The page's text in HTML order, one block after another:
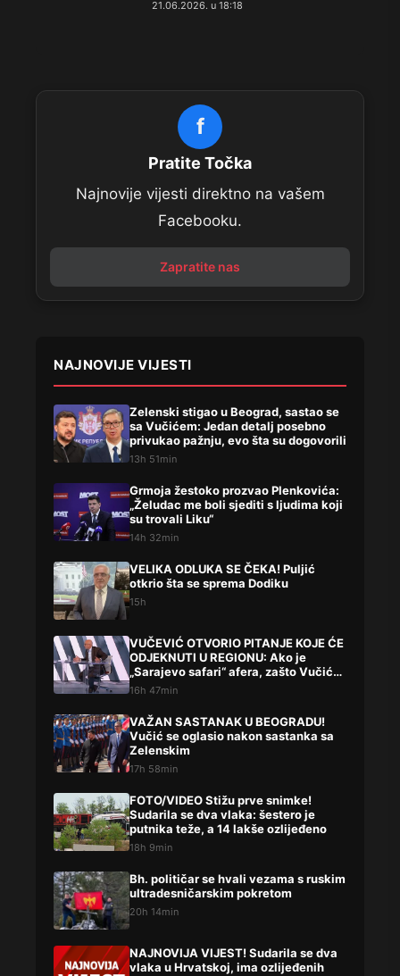
21.06.2026. u 18:18
f
Pratite Točka
Najnovije vijesti direktno na vašem
Facebooku.
Zapratite nas
NAJNOVIJE VIJESTI
Zelenski stigao u Beograd, sastao se
sa Vučićem: Jedan detalj posebno
privukao pažnju, evo šta su dogovorili
13h 51min
Grmoja žestoko prozvao Plenkovića:
„Želudac me boli sjediti s ljudima koji
su trovali Liku“
14h 32min
VELIKA ODLUKA SE ČEKA! Puljić
otkrio šta se sprema Dodiku
15h
VUČEVIĆ OTVORIO PITANJE KOJE ĆE
ODJEKNUTI U REGIONU: Ako je
„Sarajevo safari“ afera, zašto Vučića
niste procesuirali?!
16h 47min
VAŽAN SASTANAK U BEOGRADU!
Vučić se oglasio nakon sastanka sa
Zelenskim
17h 58min
FOTO/VIDEO Stižu prve snimke!
Sudarila se dva vlaka: šestero je
putnika teže, a 14 lakše ozlijeđeno
18h 9min
Bh. političar se hvali vezama s ruskim
ultradesničarskim pokretom
20h 14min
NAJNOVIJA VIJEST! Sudarila se dva
vlaka u Hrvatskoj, ima ozlijeđenih